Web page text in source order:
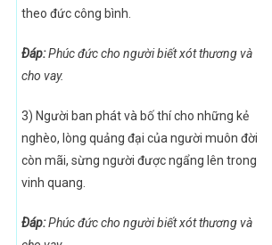
theo đức công bình.
Ðáp:Phúc đức cho người biết xót thương và
cho vay.
3) Người ban phát và bố thí cho những kẻ
nghèo, lòng quảng đại của người muôn đời
còn mãi, sừng người được ngẩng lên trong
vinh quang.
Ðáp:Phúc đức cho người biết xót thương và